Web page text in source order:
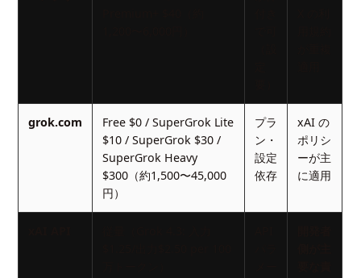
grok.com
Free $0 / SuperGrok Lite
$10 / SuperGrok $30 /
SuperGrok Heavy
$300（約1,500〜45,000
円）
プラ
ン・
設定
依存
xAI の
ポリシ
ーが主
に適用